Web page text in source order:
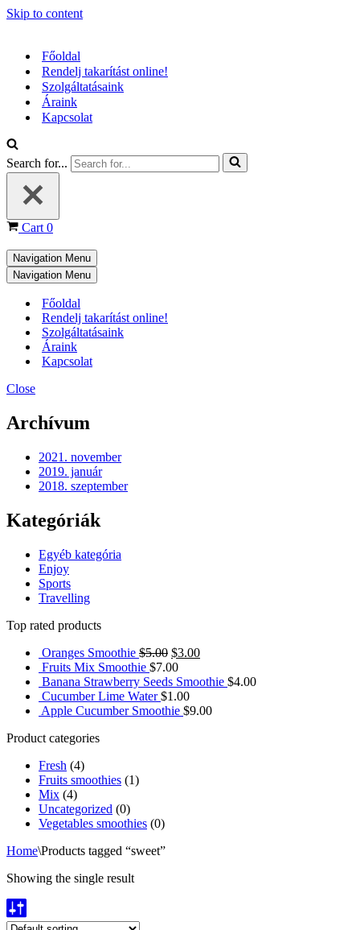
Skip to content
Főoldal
Rendelj takarítást online!
Szolgáltatásaink
Áraink
Kapcsolat
Search for...
Cart 0
Navigation Menu
Navigation Menu
Főoldal
Rendelj takarítást online!
Szolgáltatásaink
Áraink
Kapcsolat
Close
Archívum
2021. november
2019. január
2018. szeptember
Kategóriák
Egyéb kategória
Enjoy
Sports
Travelling
Top rated products
Oranges Smoothie $5.00 $3.00
Fruits Mix Smoothie $7.00
Banana Strawberry Seeds Smoothie $4.00
Cucumber Lime Water $1.00
Apple Cucumber Smoothie $9.00
Product categories
Fresh (4)
Fruits smoothies (1)
Mix (4)
Uncategorized (0)
Vegetables smoothies (0)
Home\Products tagged “sweet”
Showing the single result